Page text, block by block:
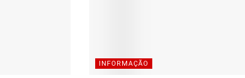
INFORMAÇÃO